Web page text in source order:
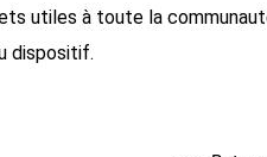
utiles à toute la
dispositif.